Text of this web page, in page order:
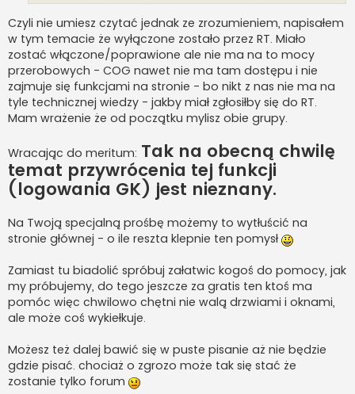
Czyli nie umiesz czytać jednak ze zrozumieniem, napisałem
w tym temacie że wyłączone zostało przez RT. Miało
zostać włączone/poprawione ale nie ma na to mocy
przerobowych - COG nawet nie ma tam dostępu i nie
zajmuje się funkcjami na stronie - bo nikt z nas nie ma na
tyle technicznej wiedzy - jakby miał zgłosiłby się do RT.
Mam wrażenie że od początku mylisz obie grupy.
Wracając do meritum: Tak na obecną chwilę
temat przywrócenia tej funkcji
(logowania GK) jest nieznany.
Na Twoją specjalną prośbę możemy to wytłuścić na
stronie głównej - o ile reszta klepnie ten pomysł
Zamiast tu biadolić spróbuj załatwic kogoś do pomocy, jak
my próbujemy, do tego jeszcze za gratis ten ktoś ma
pomóc więc chwilowo chętni nie walą drzwiami i oknami,
ale może coś wykiełkuje.
Możesz też dalej bawić się w puste pisanie aż nie będzie
gdzie pisać. chociaż o zgrozo może tak się stać że
zostanie tylko forum